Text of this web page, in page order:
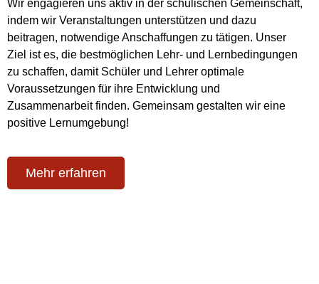
Wir engagieren uns aktiv in der schulischen Gemeinschaft,
indem wir Veranstaltungen unterstützen und dazu
beitragen, notwendige Anschaffungen zu tätigen. Unser
Ziel ist es, die bestmöglichen Lehr- und Lernbedingungen
zu schaffen, damit Schüler und Lehrer optimale
Voraussetzungen für ihre Entwicklung und
Zusammenarbeit finden. Gemeinsam gestalten wir eine
positive Lernumgebung!
Mehr erfahren